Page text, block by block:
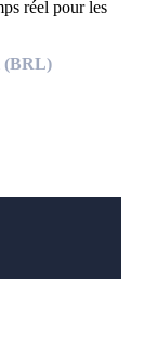
réel pour les
(BRL)